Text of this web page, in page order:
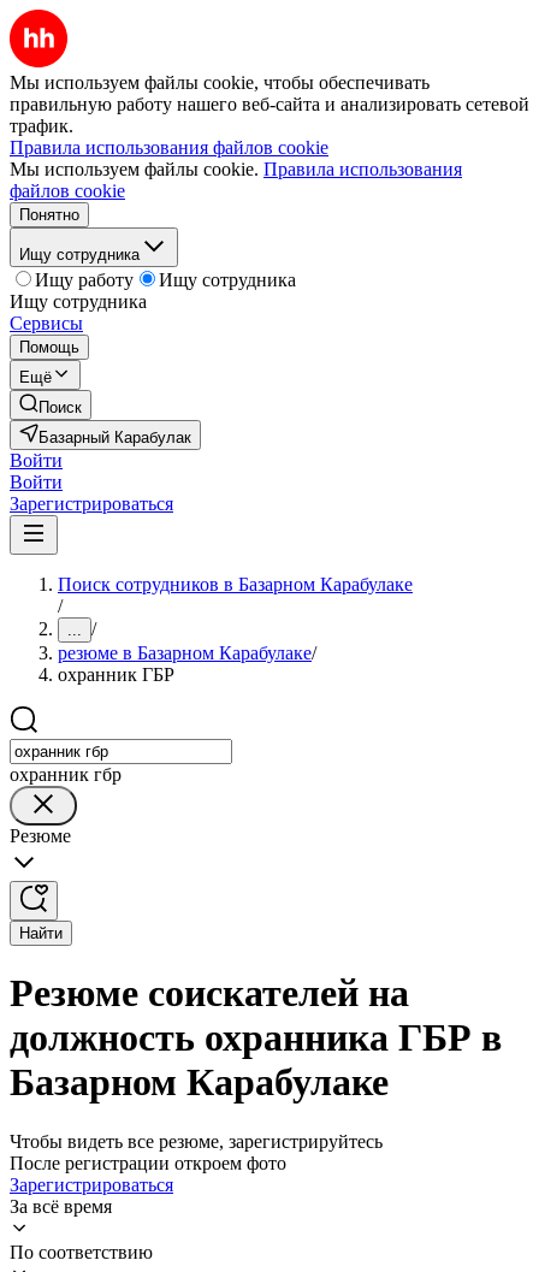
Мы используем файлы cookie, чтобы обеспечивать
правильную работу нашего веб-сайта и анализировать сетевой
трафик.
Правила использования файлов cookie
Мы используем файлы cookie. Правила использования
файлов cookie
Понятно
Ищу сотрудника
Ищу работу
Ищу сотрудника
Ищу сотрудника
Сервисы
Помощь
Ещё
Поиск
Базарный Карабулак
Войти
Войти
Зарегистрироваться
Поиск сотрудников в Базарном Карабулаке
/
... /
резюме в Базарном Карабулаке/
охранник ГБР
охранник гбр
Резюме
Найти
Резюме соискателей на
должность охранника ГБР в
Базарном Карабулаке
Чтобы видеть все резюме, зарегистрируйтесь
После регистрации откроем фото
Зарегистрироваться
За всё время
По соответствию